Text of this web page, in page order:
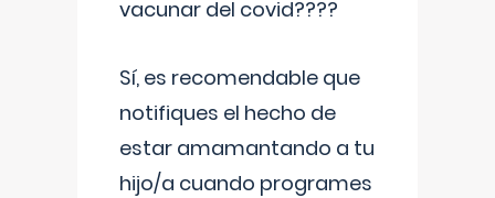
vacunar del covid????
Sí, es recomendable que
notifiques el hecho de
estar amamantando a tu
hijo/a cuando programes